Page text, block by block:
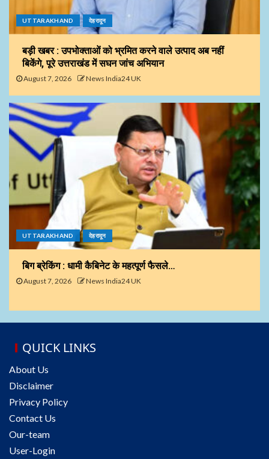
UTTARAKHAND देहरादून
बड़ी खबर : उपभोक्ताओं को भ्रमित करने वाले उत्पाद अब नहीं
बिकेंगे, पूरे उत्तराखंड में सघन जांच अभियान
August 7, 2026 News India24 UK
UTTARAKHAND देहरादून
बिग ब्रेकिंग : धामी कैबिनेट के महत्पूर्ण फैसले…
August 7, 2026 News India24 UK
QUICK LINKS
About Us
Disclaimer
Privacy Policy
Contact Us
Our-team
User-Login